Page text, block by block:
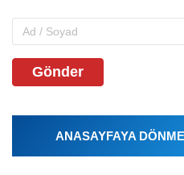
Gönder
ANASAYFAYA